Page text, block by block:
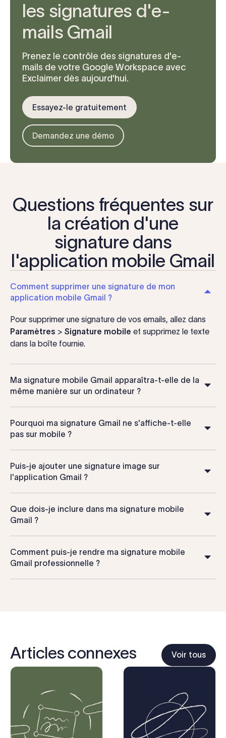
les signatures d'e-
mails Gmail
Prenez le contrôle des signatures d'e-
mails de votre Google Workspace avec
Exclaimer dès aujourd'hui.
Essayez-le gratuitement
Demandez une démo
Questions fréquentes sur
la création d'une
signature dans
l'application mobile Gmail
Comment supprimer une signature de mon
application mobile Gmail ?
Pour supprimer une signature de vos emails, allez dans
Paramètres > Signature mobile et supprimez le texte
dans la boîte fournie.
Ma signature mobile Gmail apparaîtra-t-elle de la
même manière sur un ordinateur ?
Pourquoi ma signature Gmail ne s'affiche-t-elle
pas sur mobile ?
Puis-je ajouter une signature image sur
l'application Gmail ?
Que dois-je inclure dans ma signature mobile
Gmail ?
Comment puis-je rendre ma signature mobile
Gmail professionnelle ?
Articles connexes Voir tous